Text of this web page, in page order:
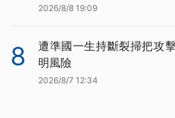
2026/8/8 19:09
8
遭準國一生持斷裂掃把攻
明風險
2026/8/7 12:34